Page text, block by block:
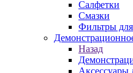
Салфетки
Смазки
Фильтры
Назад
Аксессуары